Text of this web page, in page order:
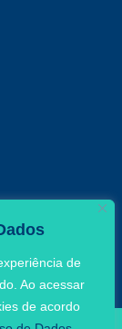
de
Ao acessar
de acordo